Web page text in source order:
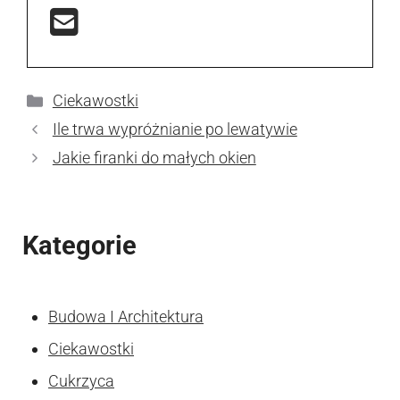
Kategorie
Ciekawostki
Ile trwa wypróżnianie po lewatywie
Jakie firanki do małych okien
Kategorie
Budowa I Architektura
Ciekawostki
Cukrzyca